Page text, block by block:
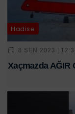
Hadisə
8 SEN 2023 |
Xaçmazda AĞIR